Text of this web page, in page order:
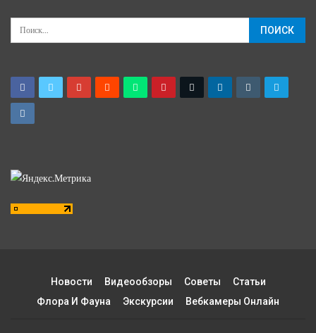
Новости Видеообзоры Советы
Статьи
Флора И Фауна
Экскурсии Вебкамеры Онлайн